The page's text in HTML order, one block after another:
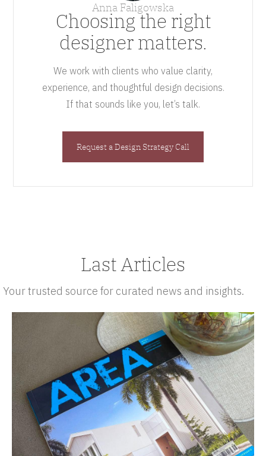
Anna Faligowska
Choosing the right
designer matters.
We work with clients who value clarity,
experience, and thoughtful design decisions.
If that sounds like you, let’s talk.
Request a Design Strategy Call
Last Articles
Your trusted source for curated news and insights.